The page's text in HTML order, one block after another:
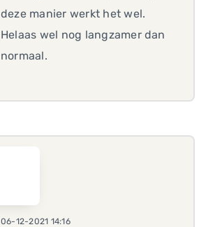
deze manier werkt het wel.
Helaas wel nog langzamer dan
normaal.
06-12-2021 14:16